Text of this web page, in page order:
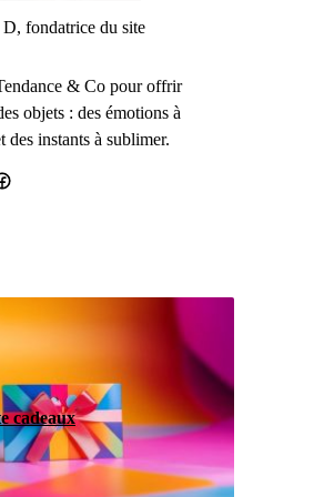
fondatrice du site
& Co pour offrir
objets : des émotions à
des instants à sublimer.
cadeaux